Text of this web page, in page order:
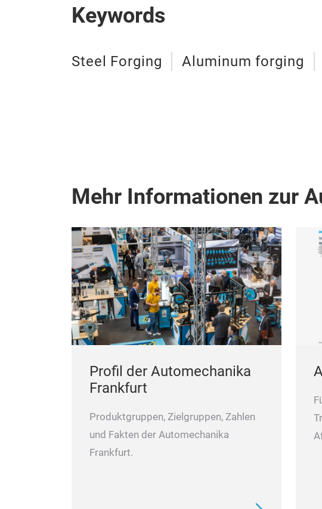
Keywords
Steel Forging Aluminum forging
Mehr Informationen zur
Profil der Automechanika
Frankfurt
Produktgruppen, Zielgruppen, Zahlen
und Fakten der Automechanika
Frankfurt.